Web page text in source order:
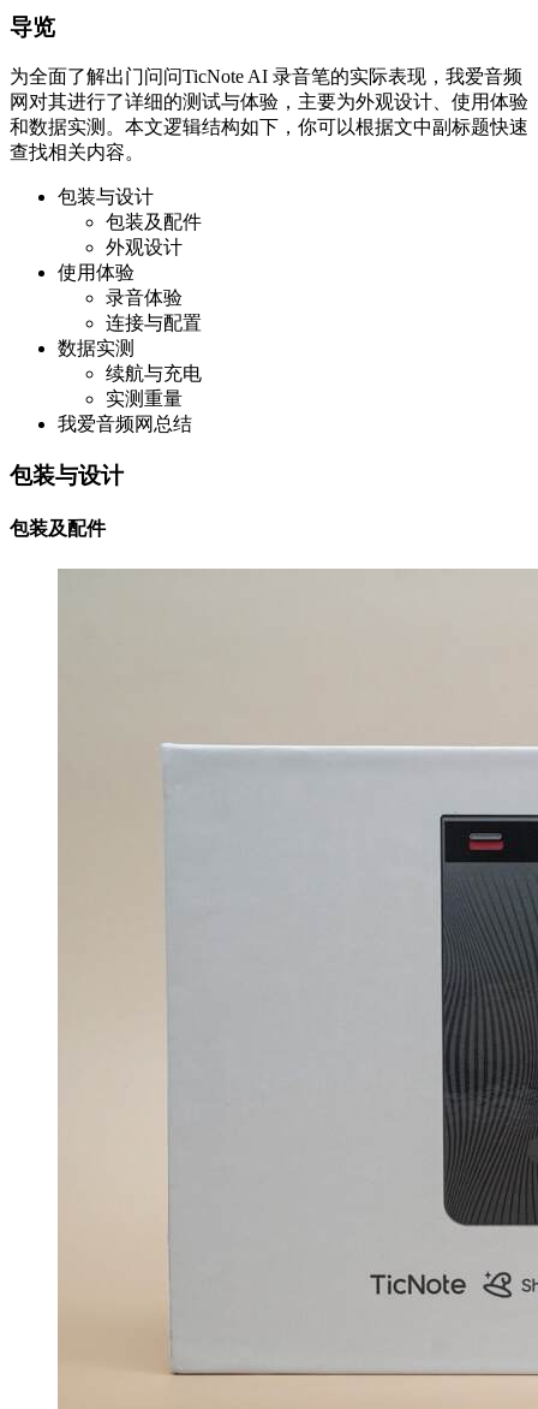
导览
为全面了解出门问问TicNote AI 录音笔的实际表现，我爱音频
网对其进行了详细的测试与体验，主要为外观设计、使用体验
和数据实测。本文逻辑结构如下，你可以根据文中副标题快速
查找相关内容。
包装与设计
包装及配件
外观设计
使用体验
录音体验
连接与配置
数据实测
续航与充电
实测重量
我爱音频网总结
包装与设计
包装及配件